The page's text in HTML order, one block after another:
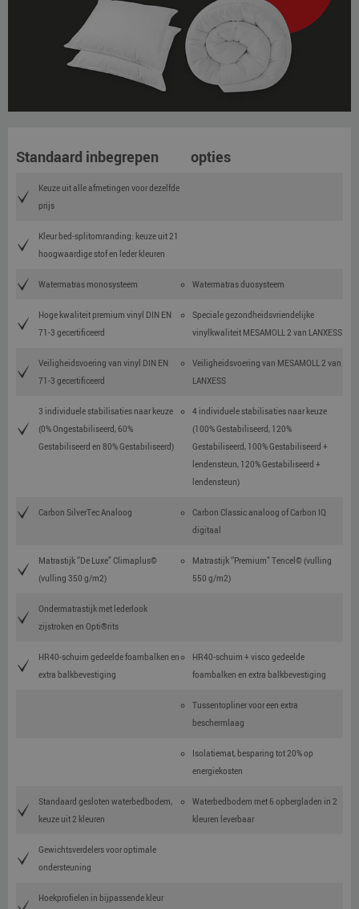
Standaard inbegrepen opties
Keuze uit alle afmetingen voor dezelfde
prijs
Kleur bed-splitomranding: keuze uit 21
hoogwaardige stof en leder kleuren
Watermatras monosysteem Watermatras duosysteem
Hoge kwaliteit premium vinyl DIN EN
71-3 gecertificeerd
Speciale gezondheidsvriendelijke
vinylkwaliteit MESAMOLL 2 van LANXESS
Veiligheidsvoering van vinyl DIN EN
71-3 gecertificeerd
Veiligheidsvoering van MESAMOLL 2 van
LANXESS
3 individuele stabilisaties naar keuze
(0% Ongestabiliseerd, 60%
Gestabiliseerd en 80% Gestabiliseerd)
4 individuele stabilisaties naar keuze
(100% Gestabiliseerd, 120%
Gestabiliseerd, 100% Gestabiliseerd +
lendensteun, 120% Gestabiliseerd +
lendensteun)
Carbon SilverTec Analoog
Carbon Classic analoog of Carbon IQ
digitaal
Matrastijk ‘’De Luxe” Climaplus©
(vulling 350 g/m2)
Matrastijk ‘’Premium” Tencel© (vulling
550 g/m2)
Ondermatrastijk met lederlook
zijstroken en Opti®rits
HR40-schuim gedeelde foambalken en
extra balkbevestiging
HR40-schuim + visco gedeelde
foambalken en extra balkbevestiging
Tussentopliner voor een extra
beschermlaag
Isolatiemat, besparing tot 20% op
energiekosten
Standaard gesloten waterbedbodem,
keuze uit 2 kleuren
Waterbedbodem met 6 opbergladen in 2
kleuren leverbaar
Gewichtsverdelers voor optimale
ondersteuning
Hoekprofielen in bijpassende kleur